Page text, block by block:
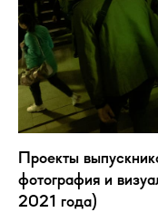
Проекты
фотография и
2021 года)